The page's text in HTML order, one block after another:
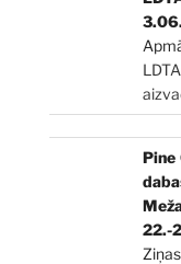
Pine
22.-
Ziņas